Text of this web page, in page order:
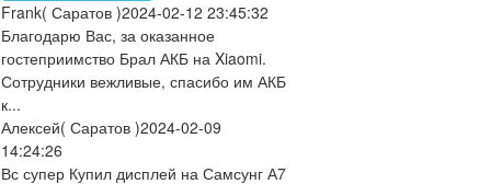
Frank( Саратов )2024-02-12 23:45:32
Благодарю Вас, за оказанное
гостеприимство Брал АКБ на Xiaomi.
Сотрудники вежливые, спасибо им АКБ
к...
Алексей( Саратов )2024-02-09
14:24:26
Вс супер Купил дисплей на Самсунг А7